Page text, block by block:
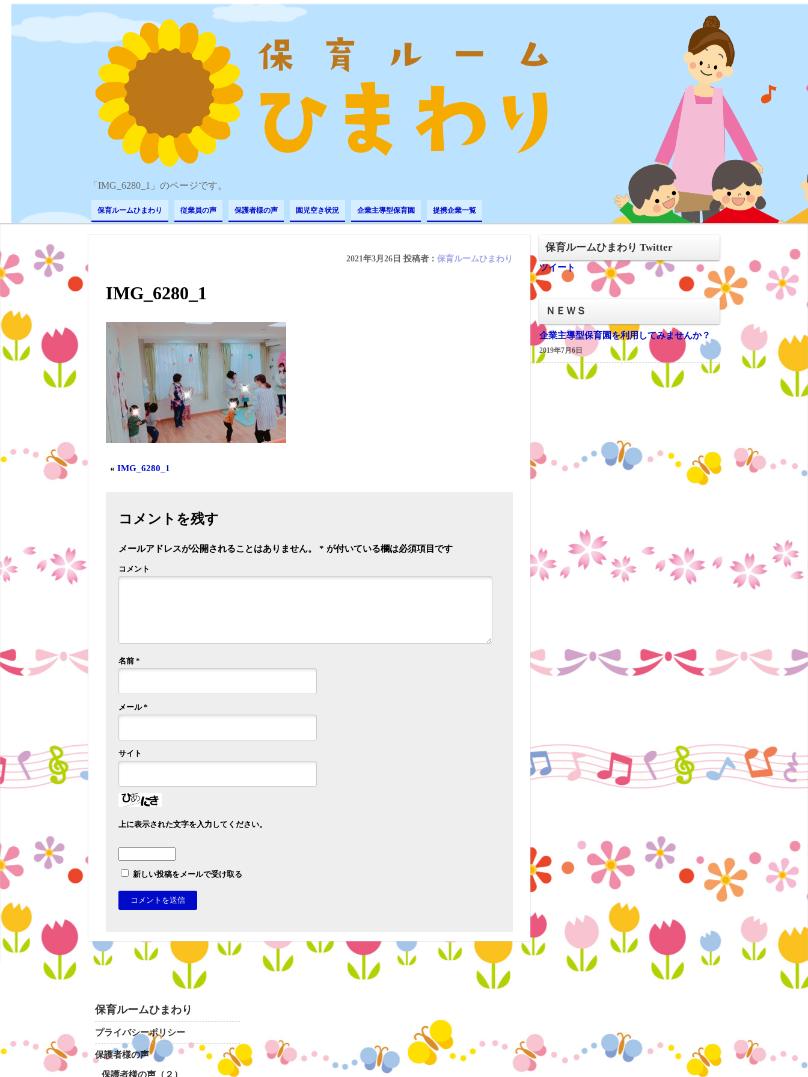
「IMG_6280_1」のページです。
保育ルームひまわり 従業員の声 保護者様の声 園児空き状況 企業主導型保育園 提携企業一覧
2021年3月26日 投稿者： 保育ルームひまわり
IMG_6280_1
«IMG_6280_1
コメントを残す
メールアドレスが公開されることはありません。 * が付いている欄は必須項目です
コメント
名前 *
メール*
サイト
上に表示された文字を入力してください。
新しい投稿をメールで受け取る
保育ルームひまわり Twitter
ツイート
ＮＥＷＳ
企業主導型保育園を利用してみませんか？
2019年7月6日
保育ルームひまわり
プライバシーポリシー
保護者様の声
保護者様の声（２）